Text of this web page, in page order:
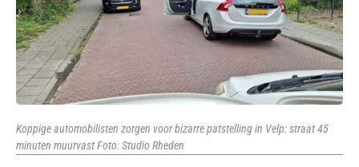
Koppige automobilisten zorgen voor bizarre patstelling in Velp: straat 45
minuten muurvast Foto: Studio Rheden